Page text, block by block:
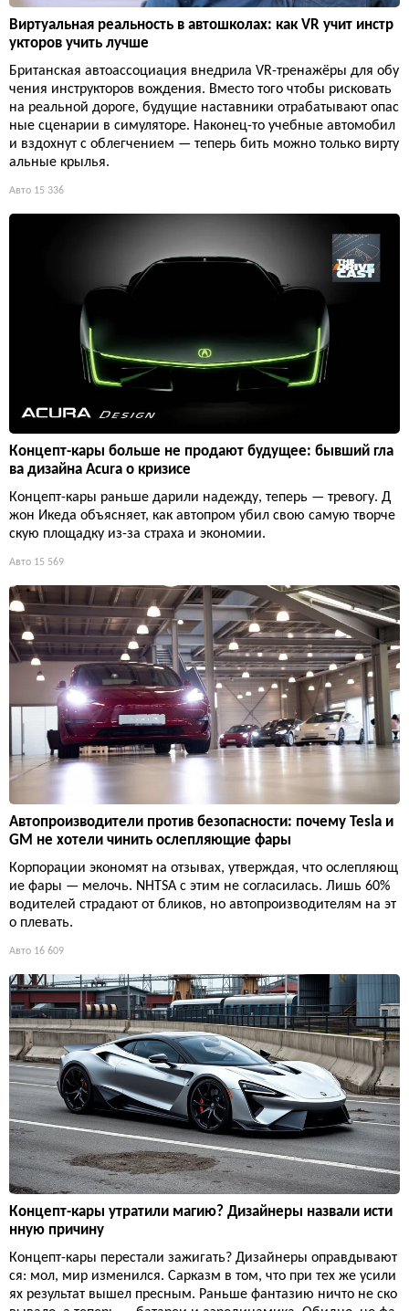
Виртуальная реальность в автошколах: как VR учит инстр
укторов учить лучше
Британская автоассоциация внедрила VR-тренажёры для обу
чения инструкторов вождения. Вместо того чтобы рисковать
на реальной дороге, будущие наставники отрабатывают опас
ные сценарии в симуляторе. Наконец-то учебные автомобил
и вздохнут с облегчением — теперь бить можно только вирту
альные крылья.
Авто 15 336
Концепт-кары больше не продают будущее: бывший гла
ва дизайна Acura о кризисе
Концепт-кары раньше дарили надежду, теперь — тревогу. Д
жон Икеда объясняет, как автопром убил свою самую творче
скую площадку из-за страха и экономии.
Авто 15 569
Автопроизводители против безопасности: почему Tesla и
GM не хотели чинить ослепляющие фары
Корпорации экономят на отзывах, утверждая, что ослепляющ
ие фары — мелочь. NHTSA с этим не согласилась. Лишь 60%
водителей страдают от бликов, но автопроизводителям на эт
о плевать.
Авто 16 609
Концепт-кары утратили магию? Дизайнеры назвали исти
нную причину
Концепт-кары перестали зажигать? Дизайнеры оправдывают
ся: мол, мир изменился. Сарказм в том, что при тех же усили
ях результат вышел пресным. Раньше фантазию ничто не ско